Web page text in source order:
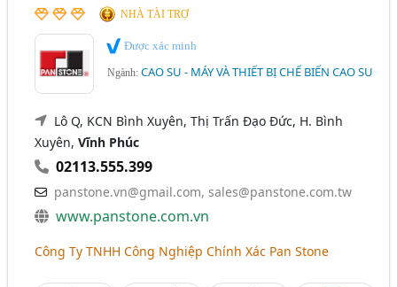
NHÀ TÀI TRỢ
Được xác minh
Ngành:CAO SU - MÁY VÀ THIẾT BỊ CHẾ BIẾN CAO SU
Lô Q, KCN Bình Xuyên, Thị Trấn Đạo Đức, H. Bình
Xuyên,Vĩnh Phúc
02113.555.399
panstone.vn@gmail.com,sales@panstone.com.tw
www.panstone.com.vn
Công Ty TNHH Công Nghiệp Chính Xác Pan Stone